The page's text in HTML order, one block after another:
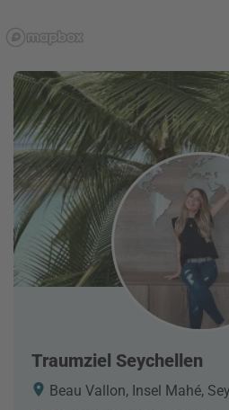
Traumziel Seychellen
Beau Vallon, Insel Mahé,